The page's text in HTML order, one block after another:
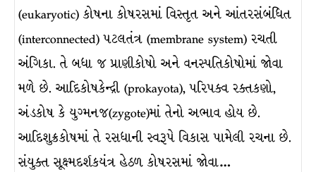
(eukaryotic) કોષના કોષરસમાં વિસ્તૃત અને આંતરસંબંધિત
(interconnected) પટલતંત્ર (membrane system) રચતી
અંગિકા. તે બધા જ પ્રાણીકોષો અને વનસ્પતિકોષોમાં જોવા
મળે છે. આદિકોષકેન્દ્રી (prokayota), પરિપક્વ રક્તકણો,
અંડકોષ કે યુગ્મનજ(zygote)માં તેનો અભાવ હોય છે.
આદિશુક્રકોષમાં તે રસધાની સ્વરૂપે વિકાસ પામેલી રચના છે.
સંયુક્ત સૂક્ષ્મદર્શકયંત્ર હેઠળ કોષરસમાં જોવા…